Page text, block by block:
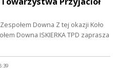
Downa Z tej okazji Koło
Downa ISKIERKA TPD zaprasza